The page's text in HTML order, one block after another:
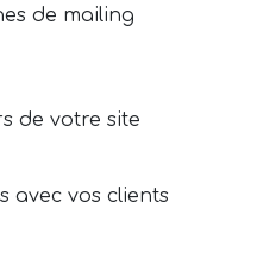
de mailing
de votre site
avec vos clients